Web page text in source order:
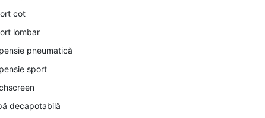
cot
lombar
pneumatică
sport
decapotabilă